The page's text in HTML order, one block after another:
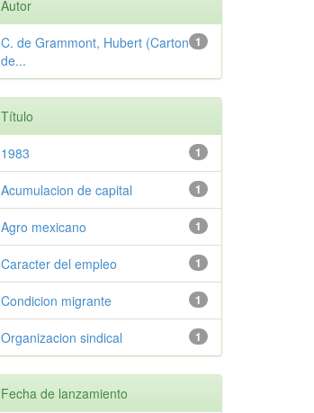
Autor
1
C. de Grammont, Hubert (Carton
de...
Título
1
1983
1
Acumulacion de capital
1
Agro mexicano
1
Caracter del empleo
1
Condicion migrante
1
Organizacion sindical
Fecha de lanzamiento